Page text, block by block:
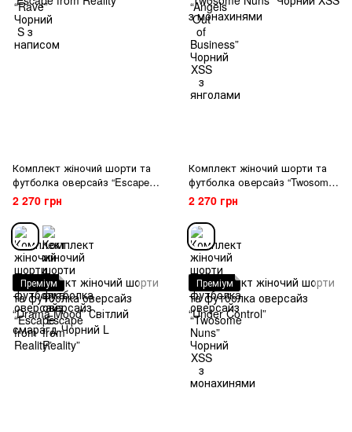
Комплект жіночий шорти та
футболка оверсайз “Escape
from Reality”
2 270 грн
Комплект жіночий шорти та
футболка оверсайз “Twosome
Nuns” Чорний XSS з
монахинями
2 270 грн
Преміум Преміум